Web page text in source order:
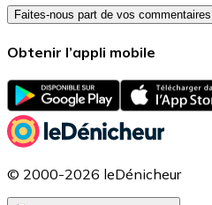
Faites-nous part de vos commentaires
Obtenir l’appli mobile
© 2000-2026 leDénicheur